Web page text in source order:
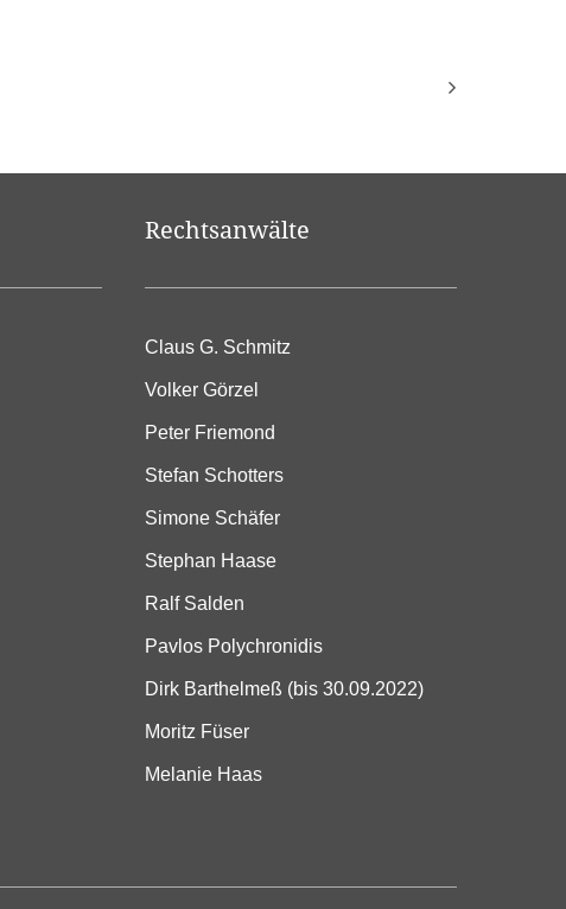
Rechtsanwälte
Claus G. Schmitz
Volker Görzel
Peter Friemond
Stefan Schotters
Simone Schäfer
Stephan Haase
Ralf Salden
Pavlos Polychronidis
Dirk Barthelmeß (bis 30.09.2022)
Moritz Füser
Melanie Haas